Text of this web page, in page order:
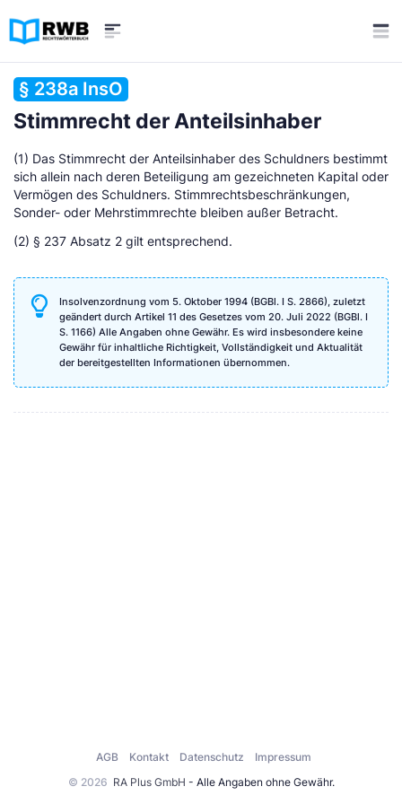
§ 238a InsO
Stimmrecht der Anteilsinhaber
(1) Das Stimmrecht der Anteilsinhaber des Schuldners bestimmt
sich allein nach deren Beteiligung am gezeichneten Kapital oder
Vermögen des Schuldners. Stimmrechtsbeschränkungen,
Sonder- oder Mehrstimmrechte bleiben außer Betracht.
(2) § 237 Absatz 2 gilt entsprechend.
Insolvenzordnung vom 5. Oktober 1994 (BGBl. I S. 2866), zuletzt
geändert durch Artikel 11 des Gesetzes vom 20. Juli 2022 (BGBl. I
S. 1166) Alle Angaben ohne Gewähr. Es wird insbesondere keine
Gewähr für inhaltliche Richtigkeit, Vollständigkeit und Aktualität
der bereitgestellten Informationen übernommen.
© 2026 RA Plus GmbH - Alle Angaben ohne Gewähr.
AGB Kontakt Datenschutz Impressum